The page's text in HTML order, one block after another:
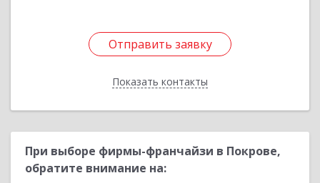
Отправить заявку
Показать контакты
Отправить заявку
Назад
При выборе фирмы-франчайзи в Покрове,
обратите внимание на: